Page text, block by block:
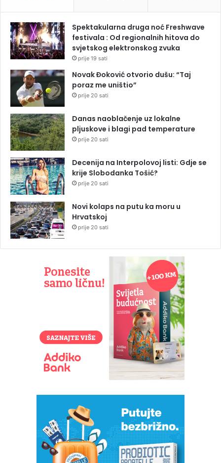
Spektakularna druga noć Freshwave
festivala : Od regionalnih hitova do
svjetskog elektronskog zvuka
prije 19 sati
Novak Đoković otvorio dušu: “Taj
poraz me uništio”
prije 20 sati
Danas naoblačenje uz lokalne
pljuskove i blagi pad temperature
prije 20 sati
Decenija na Interpolovoj listi: Gdje se
krije Slobodanka Tošić?
prije 20 sati
Novi kolaps na putu ka moru u
Hrvatskoj
prije 20 sati